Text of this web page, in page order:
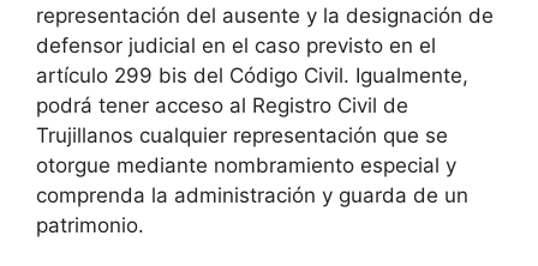
representación del ausente y la designación de
defensor judicial en el caso previsto en el
artículo 299 bis del Código Civil. Igualmente,
podrá tener acceso al Registro Civil de
Trujillanos cualquier representación que se
otorgue mediante nombramiento especial y
comprenda la administración y guarda de un
patrimonio.